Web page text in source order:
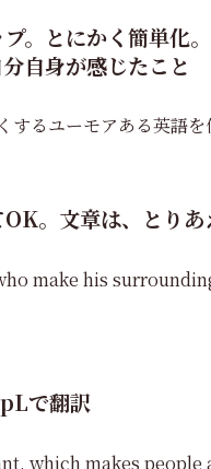
。とにかく簡単化
自身が感じたこと
るユーモアある英語を
。文章は、とりあ
make his
で翻訳
which makes people